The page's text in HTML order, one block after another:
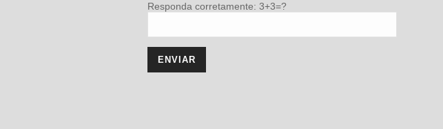
Responda corretamente: 3+3=?